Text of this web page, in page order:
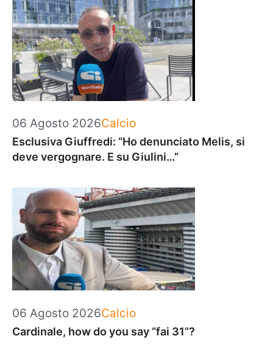
06 Agosto 2026Categorie
Calcio
Esclusiva Giuffredi: “Ho denunciato Melis, si
deve vergognare. E su Giulini…”
06 Agosto 2026Categorie
Calcio
Cardinale, how do you say “fai 31”?